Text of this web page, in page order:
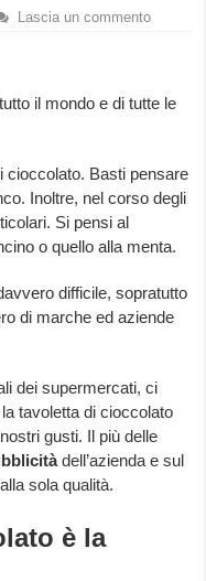
Lascia un commento
il mondo e di tutte le
cioccolato. Basti pensare
Inoltre, nel corso degli
Si pensi al
o quello alla menta.
difficile, sopratutto
di marche ed aziende
dei supermercati, ci
tavoletta di cioccolato
gusti. Il più delle
dell’azienda e sul
sola qualità.
è la